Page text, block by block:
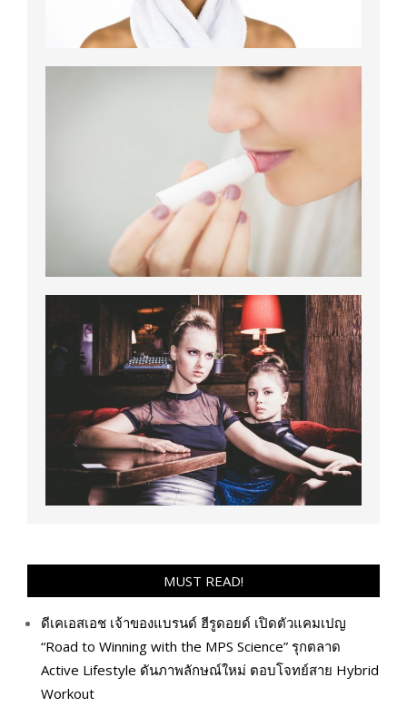
MUST READ!
ดีเคเอสเอช เจ้าของแบรนด์ ฮีรูดอยด์ เปิดตัวแคมเปญ
“Road to Winning with the MPS Science” รุกตลาด
Active Lifestyle ดันภาพลักษณ์ใหม่ ตอบโจทย์สาย Hybrid
Workout